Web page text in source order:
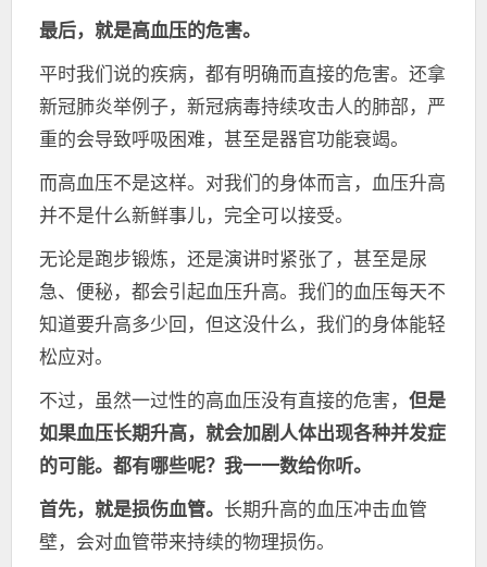
最后，就是高血压的危害。
平时我们说的疾病，都有明确而直接的危害。还拿
新冠肺炎举例子，新冠病毒持续攻击人的肺部，严
重的会导致呼吸困难，甚至是器官功能衰竭。
而高血压不是这样。对我们的身体而言，血压升高
并不是什么新鲜事儿，完全可以接受。
无论是跑步锻炼，还是演讲时紧张了，甚至是尿
急、便秘，都会引起血压升高。我们的血压每天不
知道要升高多少回，但这没什么，我们的身体能轻
松应对。
不过，虽然一过性的高血压没有直接的危害， 但是
如果血压长期升高，就会加剧人体出现各种并发症
的可能。都有哪些呢？我一一数给你听。
首先，就是损伤血管。 长期升高的血压冲击血管
壁，会对血管带来持续的物理损伤。